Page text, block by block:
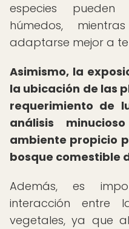
especies
húmedos,
adaptarse mejor a
Asimismo, la
la ubicación de las
requerimiento de
análisis
ambiente propicio
bosque comestible
Además, es
interacción entre
vegetales, ya que